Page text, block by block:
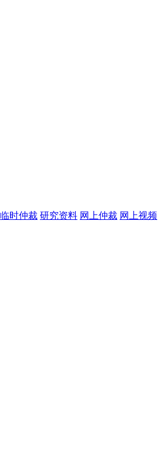
临时仲裁 研究资料 网上仲裁 网上视频